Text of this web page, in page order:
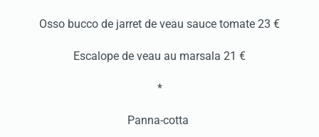
Osso bucco de jarret de veau sauce tomate 23 €
Escalope de veau au marsala 21 €
*
Panna-cotta